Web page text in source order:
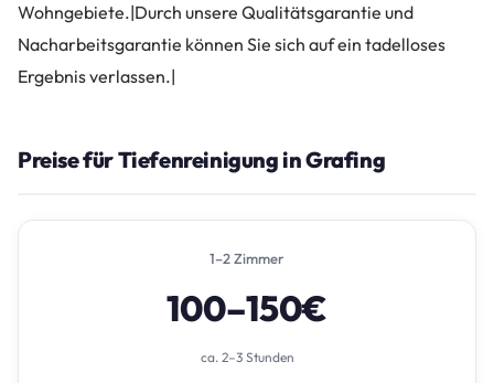
Wohngebiete.|Durch unsere Qualitätsgarantie und
Nacharbeitsgarantie können Sie sich auf ein tadelloses
Ergebnis verlassen.|
Preise für Tiefenreinigung in Grafing
1–2 Zimmer
100–150€
ca. 2–3 Stunden